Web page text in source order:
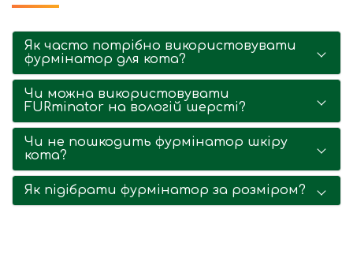
Як часто потрібно використовувати
фурмінатор для кота?
Чи можна використовувати
FURminator на вологій шерсті?
Чи не пошкодить фурмінатор шкіру
кота?
Як підібрати фурмінатор за розміром?